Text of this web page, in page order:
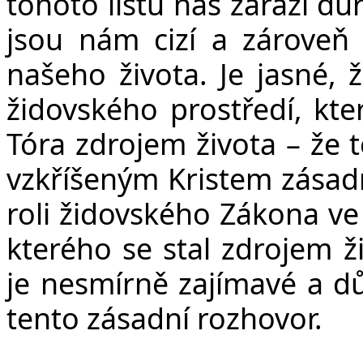
jsou nám cizí a
našeho života. Je jasné,
židovského prostředí,
Tóra zdrojem života – že
vzkříšeným Kristem
roli židovského Zákona
kterého se stal zdrojem
je nesmírně zajímavé a
tento zásadní rozhovor.